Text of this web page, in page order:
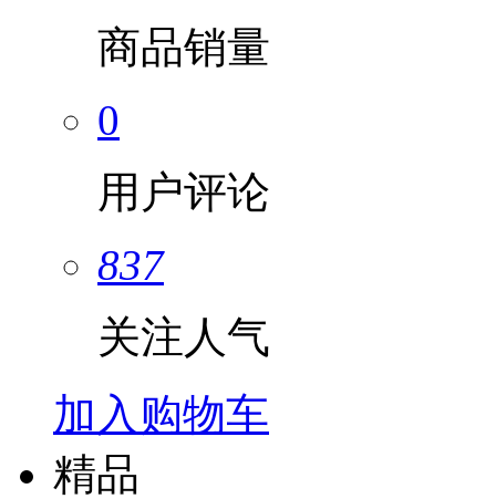
商品销量
0
用户评论
837
关注人气
加入购物车
精品